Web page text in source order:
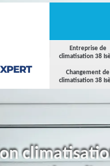
Entreprise de
climatisation 38
Changement de
climatisation 38